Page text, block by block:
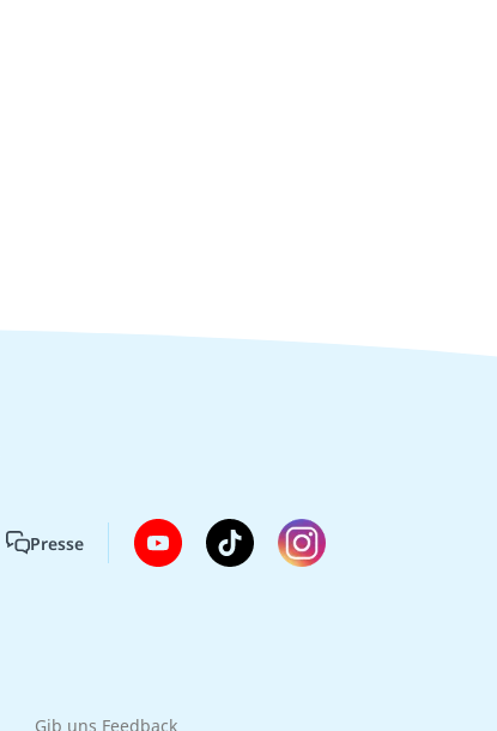
Presse
Gib uns Feedback